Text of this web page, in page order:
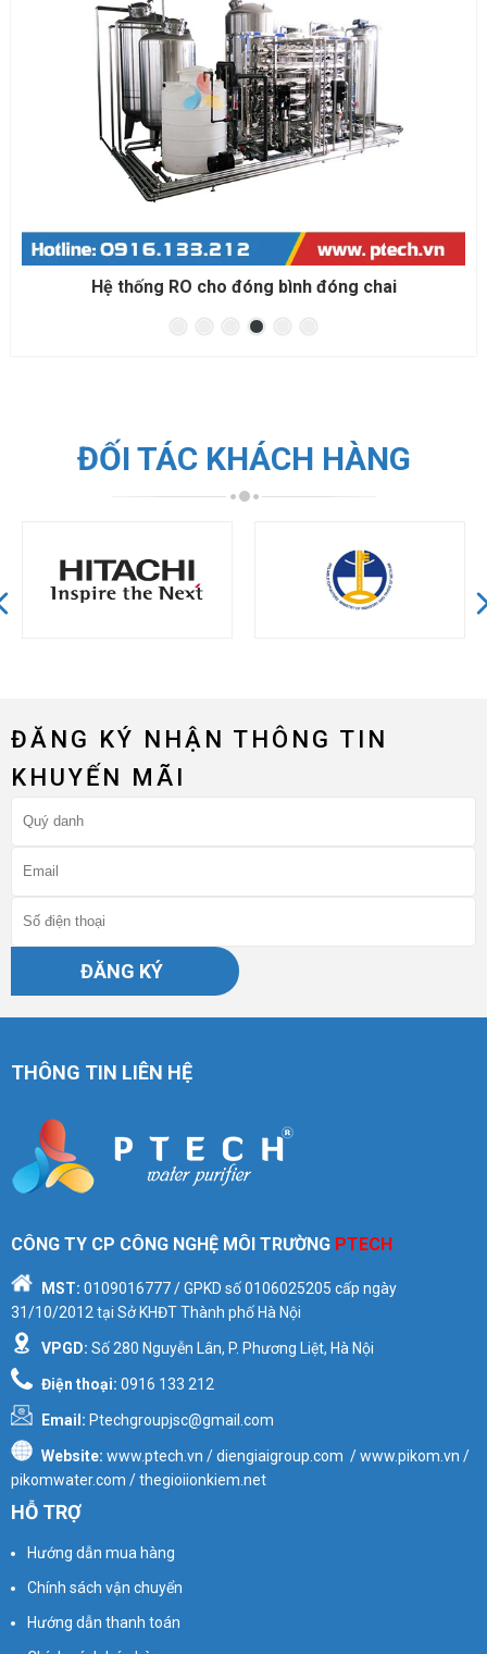
Hệ thống RO cho đóng bình đóng chai
ĐỐI TÁC KHÁCH HÀNG
ĐĂNG KÝ NHẬN THÔNG TIN
KHUYẾN MÃI
ĐĂNG KÝ
THÔNG TIN LIÊN HỆ
CÔNG TY CP CÔNG NGHỆ MÔI TRƯỜNG PTECH
MST: 0109016777/ GPKD số0106025205 cấp ngày
31/10/2012 tại Sở KHĐT Thành phố Hà Nội
VPGD: Số 280 Nguyễn Lân, P. Phương Liệt, Hà Nội
Điện thoại: 0916 133 212
Email: Ptechgroupjsc@gmail.com
Website: www.ptech.vn / diengiaigroup.com / www.pikom.vn /
pikomwater.com / thegioiionkiem.net
HỖ TRỢ
Hướng dẫn mua hàng
Chính sách vận chuyển
Hướng dẫn thanh toán